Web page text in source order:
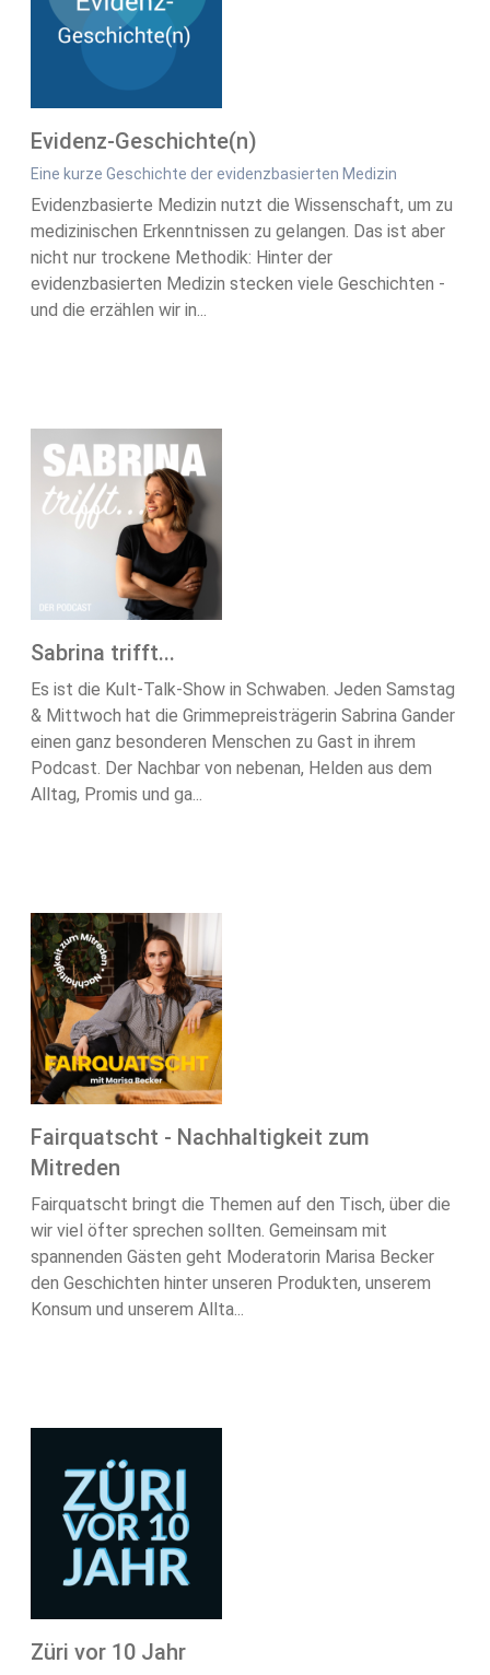
Evidenz-Geschichte(n)
Eine kurze Geschichte der evidenzbasierten Medizin
Evidenzbasierte Medizin nutzt die Wissenschaft, um zu
medizinischen Erkenntnissen zu gelangen. Das ist aber
nicht nur trockene Methodik: Hinter der
evidenzbasierten Medizin stecken viele Geschichten -
und die erzählen wir in...
Sabrina trifft...
Es ist die Kult-Talk-Show in Schwaben. Jeden Samstag
& Mittwoch hat die Grimmepreisträgerin Sabrina Gander
einen ganz besonderen Menschen zu Gast in ihrem
Podcast. Der Nachbar von nebenan, Helden aus dem
Alltag, Promis und ga...
Fairquatscht - Nachhaltigkeit zum
Mitreden
Fairquatscht bringt die Themen auf den Tisch, über die
wir viel öfter sprechen sollten. Gemeinsam mit
spannenden Gästen geht Moderatorin Marisa Becker
den Geschichten hinter unseren Produkten, unserem
Konsum und unserem Allta...
Züri vor 10 Jahr